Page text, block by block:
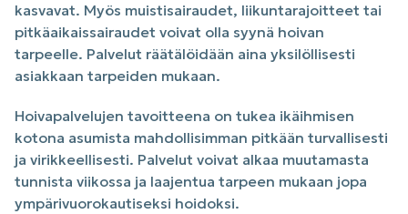
kasvavat. Myös muistisairaudet, liikuntarajoitteet tai
pitkäaikaissairaudet voivat olla syynä hoivan
tarpeelle. Palvelut räätälöidään aina yksilöllisesti
asiakkaan tarpeiden mukaan.
Hoivapalvelujen tavoitteena on tukea ikäihmisen
kotona asumista mahdollisimman pitkään turvallisesti
ja virikkeellisesti. Palvelut voivat alkaa muutamasta
tunnista viikossa ja laajentua tarpeen mukaan jopa
ympärivuorokautiseksi hoidoksi.